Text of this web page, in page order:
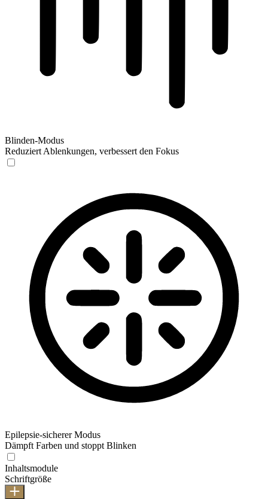
Blinden-Modus
Reduziert Ablenkungen, verbessert den Fokus
Epilepsie-sicherer Modus
Dämpft Farben und stoppt Blinken
Inhaltsmodule
Schriftgröße